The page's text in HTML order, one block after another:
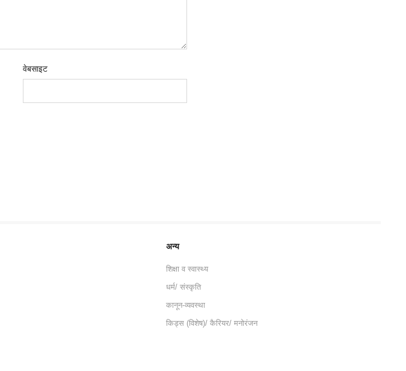
वेबसाइट
अन्य
शिक्षा व स्वास्थ्य
धर्म/ संस्कृति
कानून-व्यवस्था
किड्स (विशेष)/ कैरियर/ मनोरंजन